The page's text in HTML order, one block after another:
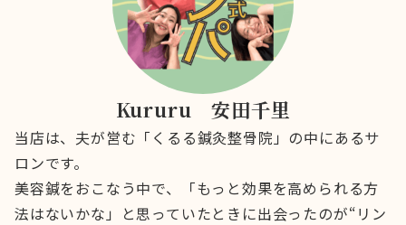
Kururu 安田千里
当店は、夫が営む「くるる鍼灸整骨院」の中にあるサ
ロンです。
美容鍼をおこなう中で、「もっと効果を高められる方
法はないかな」と思っていたときに出会ったのが“リン